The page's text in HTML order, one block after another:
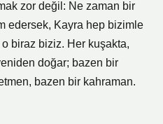
zor değil: Ne zaman bir
edersek, Kayra hep bizimle
biraz biziz. Her kuşakta,
doğar; bazen bir
bazen bir kahraman.